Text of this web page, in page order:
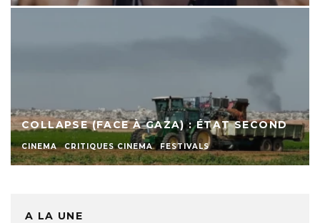
COLLAPSE (FACE À GAZA) : ÉTAT SECOND
CINEMA CRITIQUES CINEMA FESTIVALS
A LA UNE